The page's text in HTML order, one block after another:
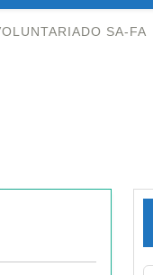
SA-FA